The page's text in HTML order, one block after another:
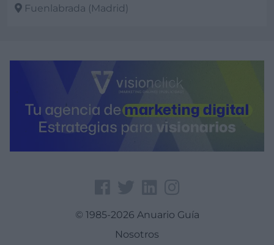
Fuenlabrada (Madrid)
© 1985-2026 Anuario Guía
Nosotros